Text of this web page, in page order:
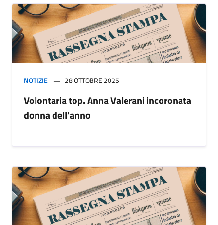
NOTIZIE 28 OTTOBRE 2025
Volontaria top. Anna Valerani incoronata
donna dell'anno